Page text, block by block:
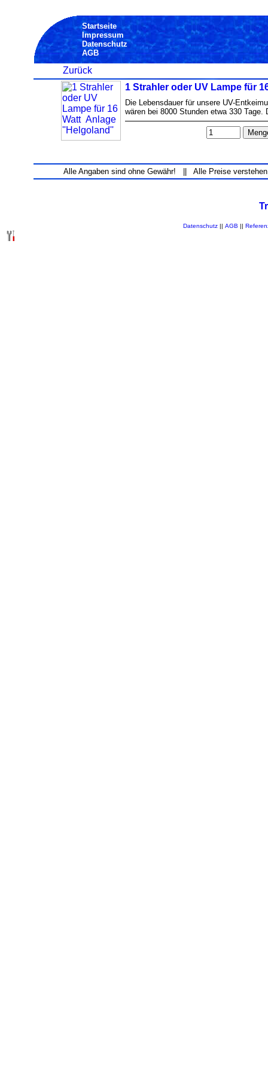
Startseite
Impressum
Datenschutz
AGB
Zurück
1 Strahler oder UV Lampe für
Die Lebensdauer für unsere UV-
wären bei 8000 Stunden etwa 330
Alle Angaben sind ohne Gewähr! || Alle Preise
Datenschutz|| AGB ||